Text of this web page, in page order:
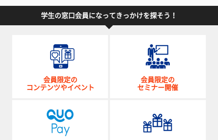
学生の窓口会員になってきっかけを探そう！
会員限定の
コンテンツやイベント
会員限定の
セミナー開催